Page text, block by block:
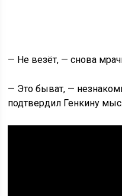
— Не везёт, — снова
— Это быват, —
подтвердил Генкину